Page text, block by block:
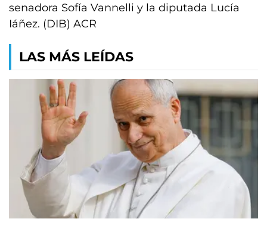
senadora Sofía Vannelli y la diputada Lucía
Iáñez. (DIB) ACR
LAS MÁS LEÍDAS